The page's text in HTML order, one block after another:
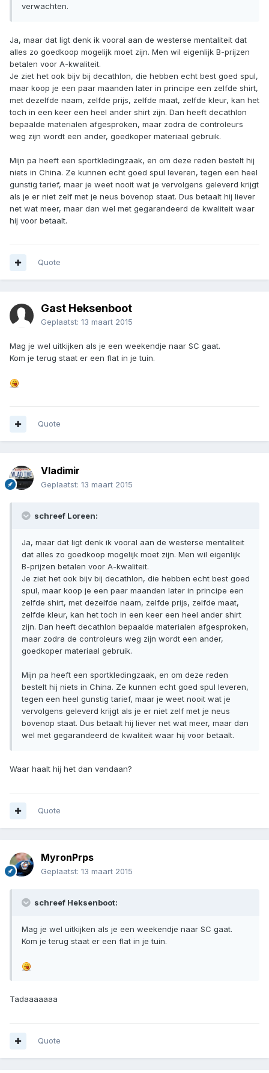
verwachten.
Ja, maar dat ligt denk ik vooral aan de westerse mentaliteit dat
alles zo goedkoop mogelijk moet zijn. Men wil eigenlijk B-prijzen
betalen voor A-kwaliteit.
Je ziet het ook bijv bij decathlon, die hebben echt best goed spul,
maar koop je een paar maanden later in principe een zelfde shirt,
met dezelfde naam, zelfde prijs, zelfde maat, zelfde kleur, kan het
toch in een keer een heel ander shirt zijn. Dan heeft decathlon
bepaalde materialen afgesproken, maar zodra de controleurs
weg zijn wordt een ander, goedkoper materiaal gebruik.
Mijn pa heeft een sportkledingzaak, en om deze reden bestelt hij
niets in China. Ze kunnen echt goed spul leveren, tegen een heel
gunstig tarief, maar je weet nooit wat je vervolgens geleverd krijgt
als je er niet zelf met je neus bovenop staat. Dus betaalt hij liever
net wat meer, maar dan wel met gegarandeerd de kwaliteit waar
hij voor betaalt.
Quote
Gast Heksenboot
Geplaatst: 13 maart 2015
Mag je wel uitkijken als je een weekendje naar SC gaat.
Kom je terug staat er een flat in je tuin.
Quote
Vladimir
Geplaatst: 13 maart 2015
schreef Loreen:
Ja, maar dat ligt denk ik vooral aan de westerse mentaliteit
dat alles zo goedkoop mogelijk moet zijn. Men wil eigenlijk
B-prijzen betalen voor A-kwaliteit.
Je ziet het ook bijv bij decathlon, die hebben echt best goed
spul, maar koop je een paar maanden later in principe een
zelfde shirt, met dezelfde naam, zelfde prijs, zelfde maat,
zelfde kleur, kan het toch in een keer een heel ander shirt
zijn. Dan heeft decathlon bepaalde materialen afgesproken,
maar zodra de controleurs weg zijn wordt een ander,
goedkoper materiaal gebruik.
Mijn pa heeft een sportkledingzaak, en om deze reden
bestelt hij niets in China. Ze kunnen echt goed spul leveren,
tegen een heel gunstig tarief, maar je weet nooit wat je
vervolgens geleverd krijgt als je er niet zelf met je neus
bovenop staat. Dus betaalt hij liever net wat meer, maar dan
wel met gegarandeerd de kwaliteit waar hij voor betaalt.
Waar haalt hij het dan vandaan?
Quote
MyronPrps
Geplaatst: 13 maart 2015
schreef Heksenboot:
Mag je wel uitkijken als je een weekendje naar SC gaat.
Kom je terug staat er een flat in je tuin.
Tadaaaaaaa
Quote